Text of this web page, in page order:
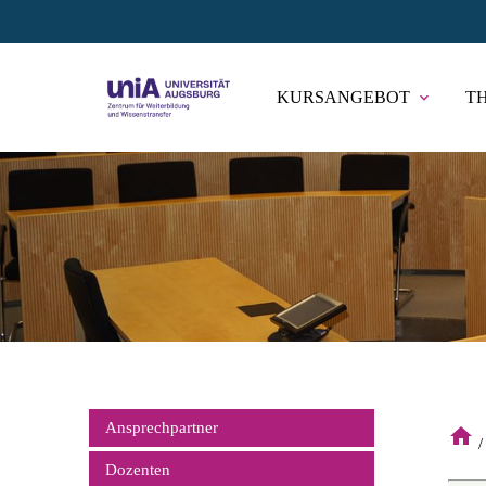
KURSANGEBOT expand_more
home
Navigation
Ansprechpartner
Dozenten